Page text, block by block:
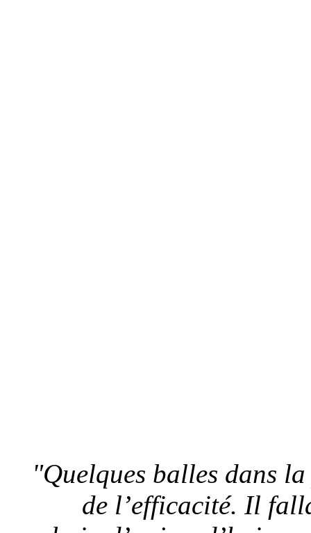
"Quelques balles dans
de l’efficacité. Il